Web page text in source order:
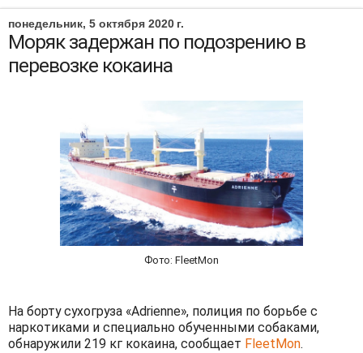
понедельник, 5 октября 2020 г.
Моряк задержан по подозрению в
перевозке кокаина
Фото: FleetMon
На борту сухогруза «Adrienne», полиция по борьбе с
наркотиками и специально обученными собаками,
обнаружили 219 кг кокаина, сообщает FleetMon.